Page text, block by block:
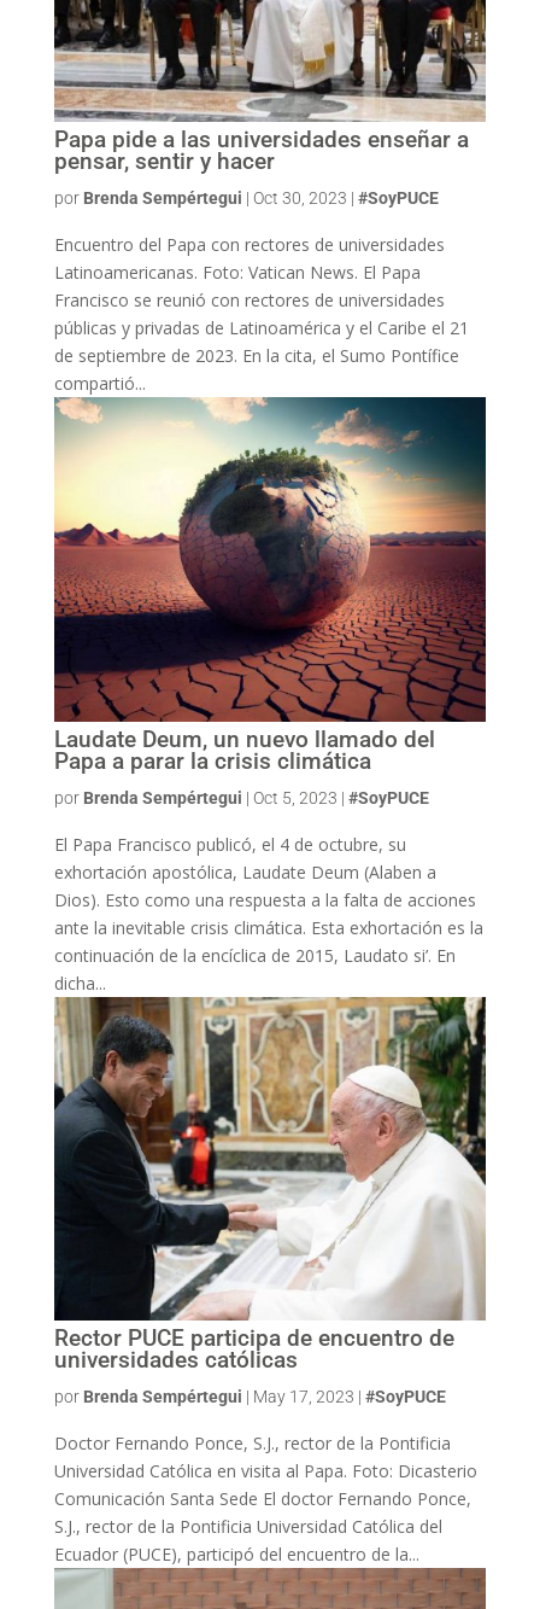
Papa pide a las universidades enseñar a
pensar, sentir y hacer
por Brenda Sempértegui | Oct 30, 2023 | #SoyPUCE
Encuentro del Papa con rectores de universidades
Latinoamericanas. Foto: Vatican News. El Papa
Francisco se reunió con rectores de universidades
públicas y privadas de Latinoamérica y el Caribe el 21
de septiembre de 2023. En la cita, el Sumo Pontífice
compartió...
Laudate Deum, un nuevo llamado del
Papa a parar la crisis climática
por Brenda Sempértegui | Oct 5, 2023 | #SoyPUCE
El Papa Francisco publicó, el 4 de octubre, su
exhortación apostólica, Laudate Deum (Alaben a
Dios). Esto como una respuesta a la falta de acciones
ante la inevitable crisis climática. Esta exhortación es la
continuación de la encíclica de 2015, Laudato si’. En
dicha...
Rector PUCE participa de encuentro de
universidades católicas
por Brenda Sempértegui | May 17, 2023 | #SoyPUCE
Doctor Fernando Ponce, S.J., rector de la Pontificia
Universidad Católica en visita al Papa. Foto: Dicasterio
Comunicación Santa Sede El doctor Fernando Ponce,
S.J., rector de la Pontificia Universidad Católica del
Ecuador (PUCE), participó del encuentro de la...